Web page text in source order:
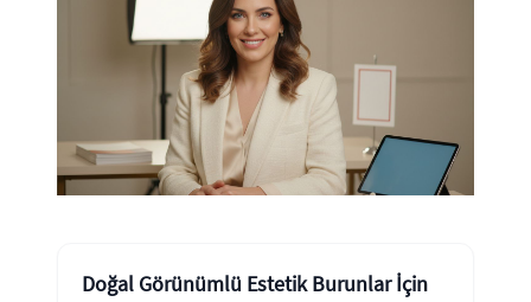
Doğal Görünümlü Estetik Burunlar İçin